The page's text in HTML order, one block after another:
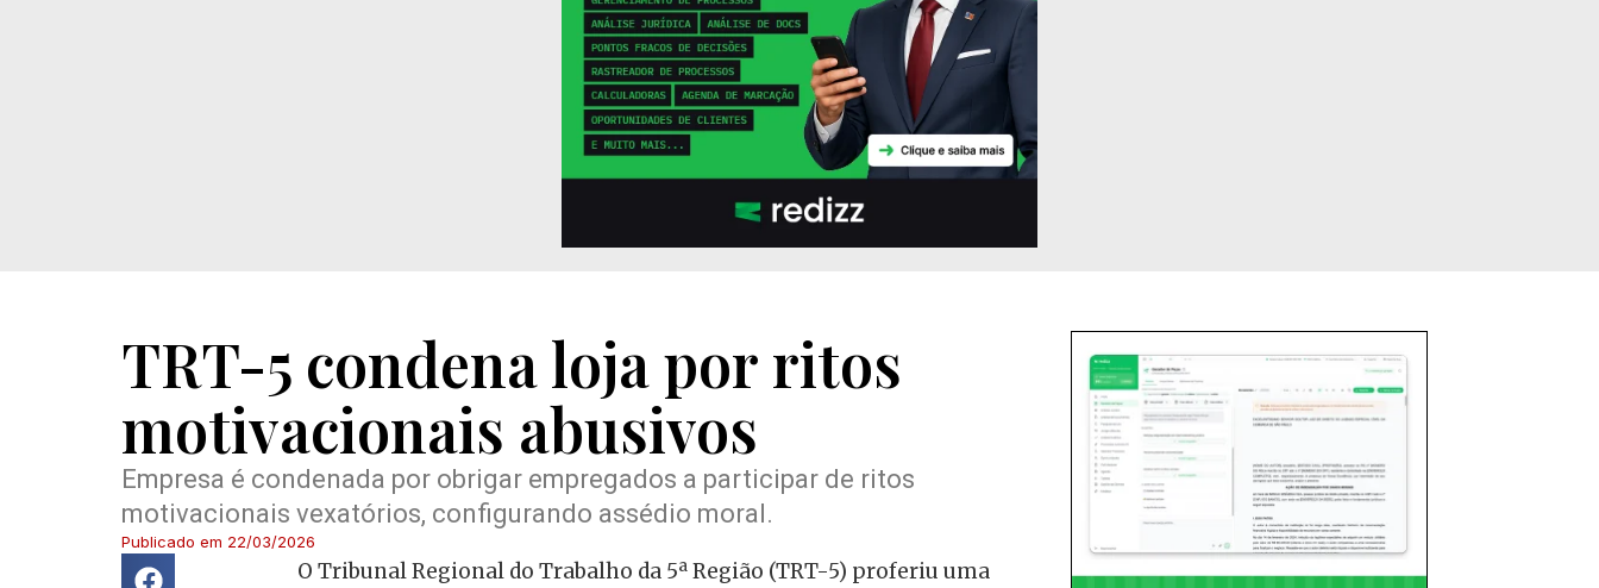
TRT-5 condena loja por ritos
motivacionais abusivos
Empresa é condenada por obrigar empregados a participar de ritos
motivacionais vexatórios, configurando assédio moral.
Publicado em 22/03/2026
O Tribunal Regional do Trabalho da 5ª Região (TRT-5) proferiu uma